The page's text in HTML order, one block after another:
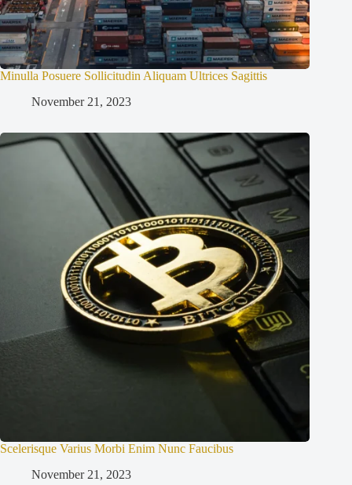
Minulla Posuere Sollicitudin Aliquam Ultrices Sagittis
November 21, 2023
Scelerisque Varius Morbi Enim Nunc Faucibus
November 21, 2023